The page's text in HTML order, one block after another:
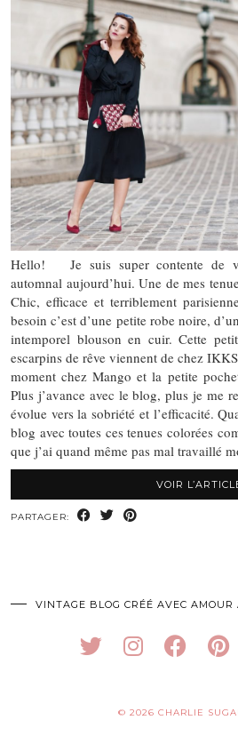
Hello! Je suis super contente de
automnal aujourd’hui. Une de mes
Chic, efficace et terriblement
besoin c’est d’une petite robe noire,
intemporel blouson en cuir. Cette
escarpins de rêve viennent de chez
moment chez Mango et la petite
Plus j’avance avec le blog, plus je me
évolue vers la sobriété et l’efficacité.
blog avec toutes ces tenues colorées
que j’ai quand même pas mal travaillé
VOIR
PARTAGER:
VINTAGE BLOG CRÉÉ AVEC
© 2026 CHARLIE